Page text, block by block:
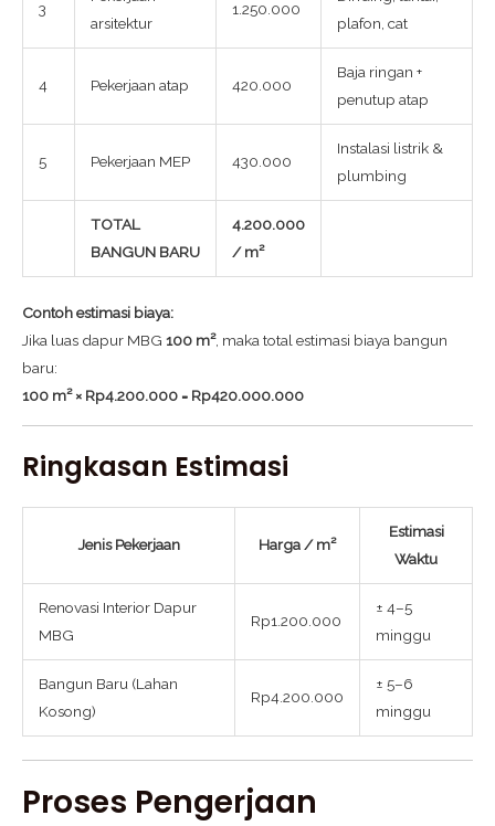
3
arsitektur
1.250.000
plafon, cat
4 Pekerjaan atap 420.000
Baja ringan +
penutup atap
5 Pekerjaan MEP 430.000
Instalasi listrik &
plumbing
TOTAL
BANGUN BARU
4.200.000
/ m²
Contoh estimasi biaya:
Jika luas dapur MBG 100 m², maka total estimasi biaya bangun
baru:
100 m² × Rp4.200.000 = Rp420.000.000
Ringkasan Estimasi
Jenis Pekerjaan Harga / m²
Estimasi
Waktu
Renovasi Interior Dapur
MBG
Rp1.200.000
± 4–5
minggu
Bangun Baru (Lahan
Kosong)
Rp4.200.000
± 5–6
minggu
Proses Pengerjaan